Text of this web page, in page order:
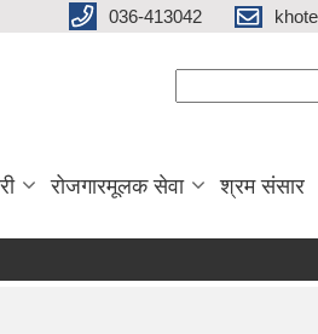
036-413042
रोजगारमूलक सेवा श्रम संसार